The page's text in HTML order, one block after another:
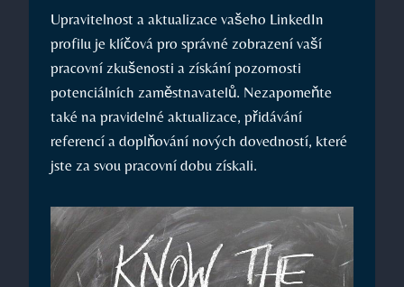
Upravitelnost a aktualizace vašeho LinkedIn
profilu​ je klíčová ‍pro správné zobrazení vaší​
pracovní zkušenosti a získání pozornosti
potenciálních zaměstnavatelů. Nezapomeňte
také​ na pravidelné⁣ aktualizace, přidávání
referencí a doplňování ⁤nových dovedností, které
⁤jste za svou ‍pracovní dobu získali.